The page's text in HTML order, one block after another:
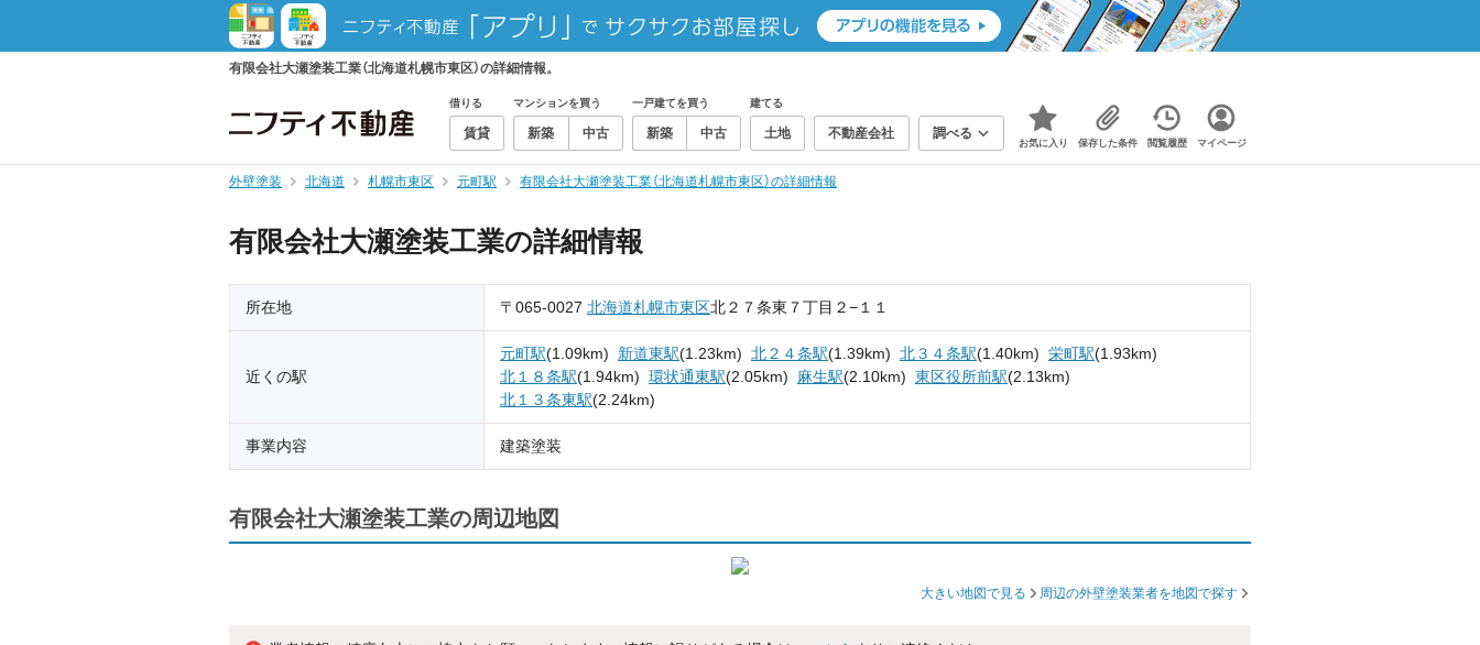
有限会社大瀬塗装工業（北海道札幌市東区）の詳細情報。
借りる
賃貸
マンションを買う
新築 中古
一戸建てを買う
新築 中古
建てる
土地 不動産会社 調べる
お気に入り 保存した条件 閲覧履歴 マイページ
外壁塗装 北海道 札幌市東区 元町駅 有限会社大瀬塗装工業（北海道札幌市東区）の詳細情報
有限会社大瀬塗装工業の詳細情報
所在地 〒065-0027 北海道札幌市東区北２７条東７丁目２−１１
近くの駅
元町駅(1.09km) 新道東駅(1.23km) 北２４条駅(1.39km) 北３４条駅(1.40km) 栄町駅(1.93km)
北１８条駅(1.94km) 環状通東駅(2.05km) 麻生駅(2.10km) 東区役所前駅(2.13km)
北１３条東駅(2.24km)
事業内容 建築塗装
有限会社大瀬塗装工業の周辺地図
大きい地図で見る 周辺の外壁塗装業者を地図で探す